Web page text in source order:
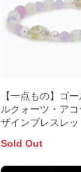
【一点もの】ゴ
ルクォーツ・ア
ザインブレスレッ
Sold Out